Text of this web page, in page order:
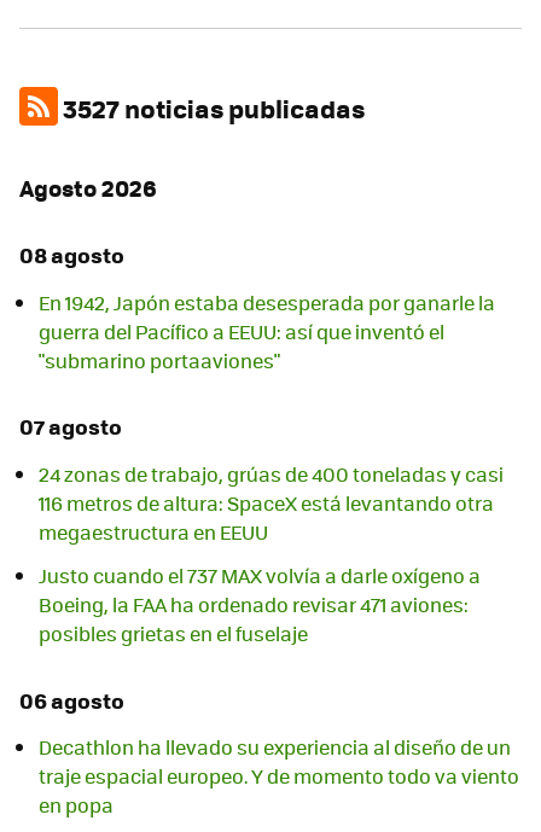
3527 noticias publicadas
Agosto 2026
08 agosto
En 1942, Japón estaba desesperada por ganarle la
guerra del Pacífico a EEUU: así que inventó el
"submarino portaaviones"
07 agosto
24 zonas de trabajo, grúas de 400 toneladas y casi
116 metros de altura: SpaceX está levantando otra
megaestructura en EEUU
Justo cuando el 737 MAX volvía a darle oxígeno a
Boeing, la FAA ha ordenado revisar 471 aviones:
posibles grietas en el fuselaje
06 agosto
Decathlon ha llevado su experiencia al diseño de un
traje espacial europeo. Y de momento todo va viento
en popa